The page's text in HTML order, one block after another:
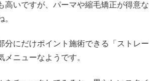
高いですが、パーマや縮毛矯正が得意な
分にだけポイント施術できる「ストレー
メニューなようです。